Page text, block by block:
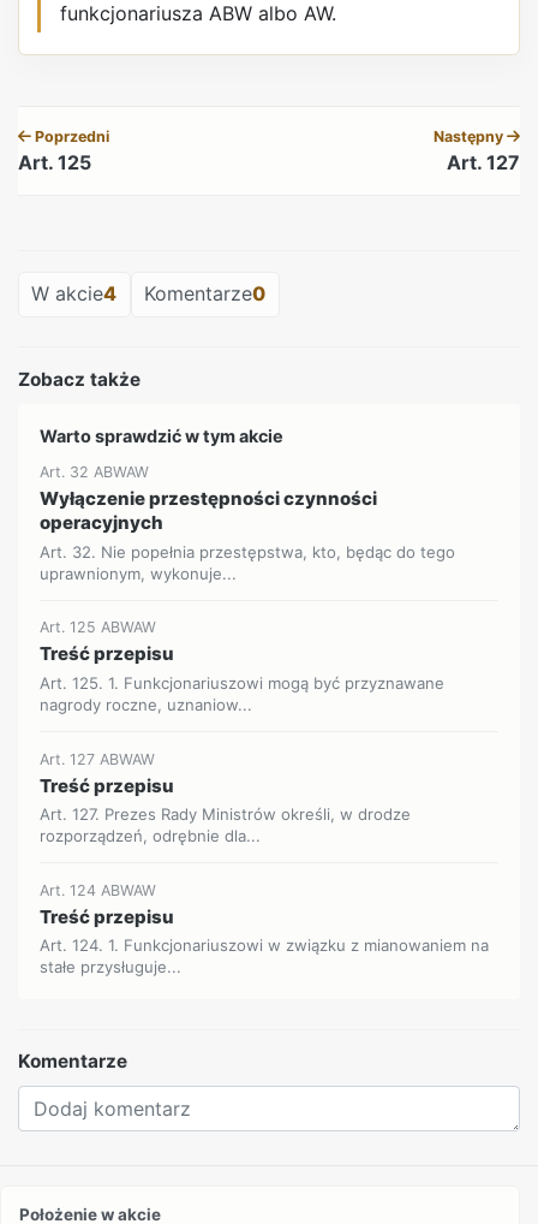
funkcjonariusza ABW albo AW.
Poprzedni
Art. 125
Następny
Art. 127
W akcie4 Komentarze0
Zobacz także
Warto sprawdzić w tym akcie
Art. 32 ABWAW
Wyłączenie przestępności czynności
operacyjnych
Art. 32. Nie popełnia przestępstwa, kto, będąc do tego
uprawnionym, wykonuje...
Art. 125 ABWAW
Treść przepisu
Art. 125. 1. Funkcjonariuszowi mogą być przyznawane
nagrody roczne, uznaniow...
Art. 127 ABWAW
Treść przepisu
Art. 127. Prezes Rady Ministrów określi, w drodze
rozporządzeń, odrębnie dla...
Art. 124 ABWAW
Treść przepisu
Art. 124. 1. Funkcjonariuszowi w związku z mianowaniem na
stałe przysługuje...
Komentarze
Położenie w akcie